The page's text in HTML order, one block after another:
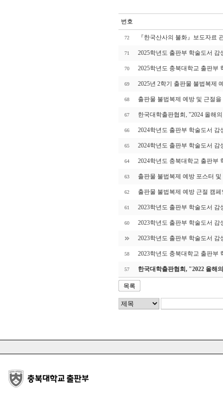
번호
72 『한국산사의 불화』보도자료
71 2025학년도 출판부 학술도서 감
70 2025학년도 충북대학교 출판부
69 2025년 2학기 출판물 불법복제
68 출판물 불법복제 예방 및 근절
67 한국대학출판협회, "2024 올해
66 2024학년도 출판부 학술도서 감
65 2024학년도 출판부 학술도서 감
64 2024학년도 충북대학교 출판부
63 출판물 불법복제 예방 포스터
62 출판물 불법복제 예방 근절 캠페
61 2023학년도 출판부 학술도서
60 2023학년도 출판부 학술도서
2023학년도 출판부 학술도서 감
58 2023학년도 충북대학교 출판부
57 한국대학출판협회, "2022 올해
목록